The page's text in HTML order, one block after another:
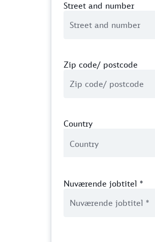
Street and number
Zip code/ postcode
Country
Nuværende jobtitel *